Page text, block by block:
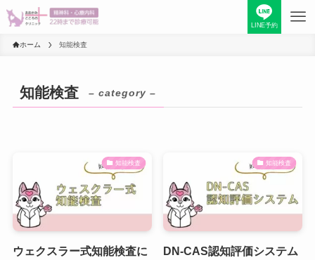
LINE予約
ホーム 知能検査
知能検査 – category –
知能検査
ウェクスラー式知能検査に
知能検査
DN-CAS認知評価システム